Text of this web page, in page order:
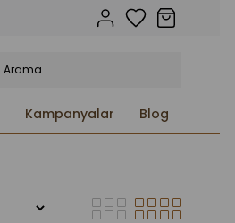
Kampanyalar Blog